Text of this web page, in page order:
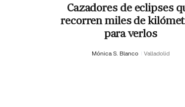
Cazadores de eclipses
recorren miles de
para verlos
Mónica S. Blanco Valladolid